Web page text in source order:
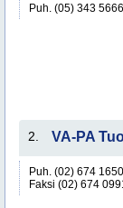
Puh. (05) 343 5666
2. VA-PA
Puh. (02) 674 1650
Faksi (02) 674